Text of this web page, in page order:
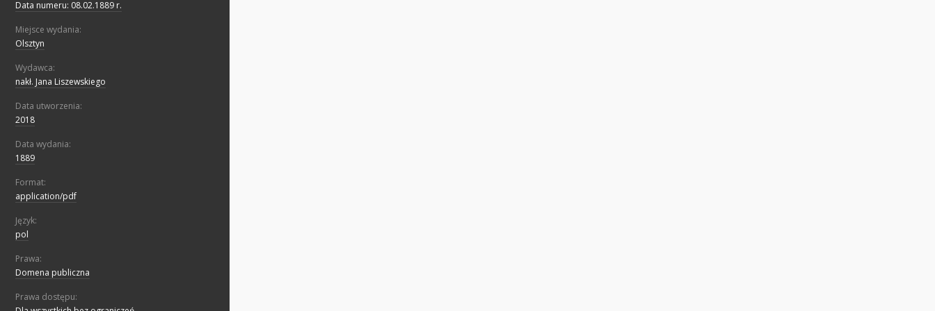
Data numeru: 08.02.1889 r.
Miejsce wydania:
Olsztyn
Wydawca:
nakł. Jana Liszewskiego
Data utworzenia:
2018
Data wydania:
1889
Format:
application/pdf
Język:
pol
Prawa:
Domena publiczna
Prawa dostępu: